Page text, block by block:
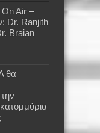
Air –
Dr. Ranjith
Braian
θα